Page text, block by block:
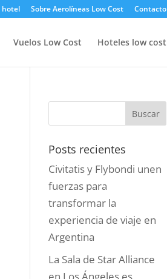
hotel Sobre Aerolíneas Low Cost Contacto
Vuelos Low Cost Hoteles low cost
Posts recientes
Civitatis y Flybondi unen
fuerzas para
transformar la
experiencia de viaje en
Argentina
La Sala de Star Alliance
en Los Ángeles es